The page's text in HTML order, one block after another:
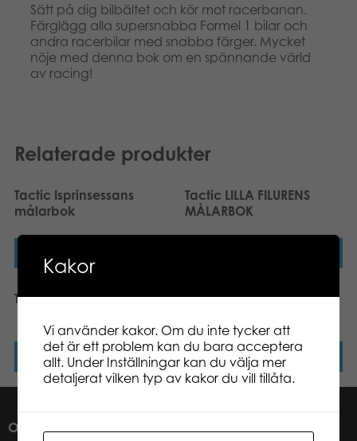
Applikationer
Sätt på dig bilbältet och kör mot racerbanan.
Färglägg alla supersnabba Formel 1 bilar och
andra racerbilar med snabba färger. Mycket
nöje med denna bok om en spännande värld
av racing!
Relaterade produkter
Tactic Isprinsessans
målarbok
Tactic LILLA FILURENS
MÅLARBOK
Tactic Hästar målarbok
Läs mer
Tactic SÖTA DJUR
Läs mer
OM OSS
Kakor
Vi använder kakor. Om du inte tycker att
det är ett problem kan du bara acceptera
allt. Under Inställningar kan du välja mer
detaljerat vilken typ av kakor du vill tillåta.